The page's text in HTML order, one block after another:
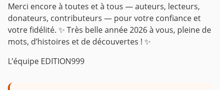
Merci encore à toutes et à tous — auteurs, lecteurs,
donateurs, contributeurs — pour votre confiance et
votre fidélité. ✨ Très belle année 2026 à vous, pleine de
mots, d’histoires et de découvertes ! ✨
L’équipe EDITION999